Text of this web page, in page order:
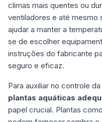
climas mais quentes ou
ventiladores e até mesmo
ajudar a manter a
se de escolher
instruções do fabricante
seguro e eficaz.
Para auxiliar no controle
plantas aquáticas
papel crucial. Plantas